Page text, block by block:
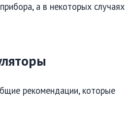
а в некоторых случаях
рекомендации, которые